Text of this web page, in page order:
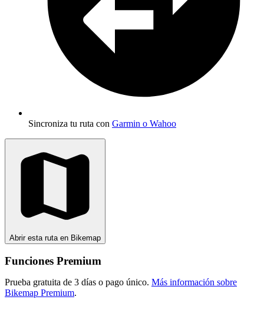
Sincroniza tu ruta con Garmin o Wahoo
Abrir esta ruta en Bikemap
Funciones Premium
Prueba gratuita de 3 días o pago único. Más información sobre
Bikemap Premium.